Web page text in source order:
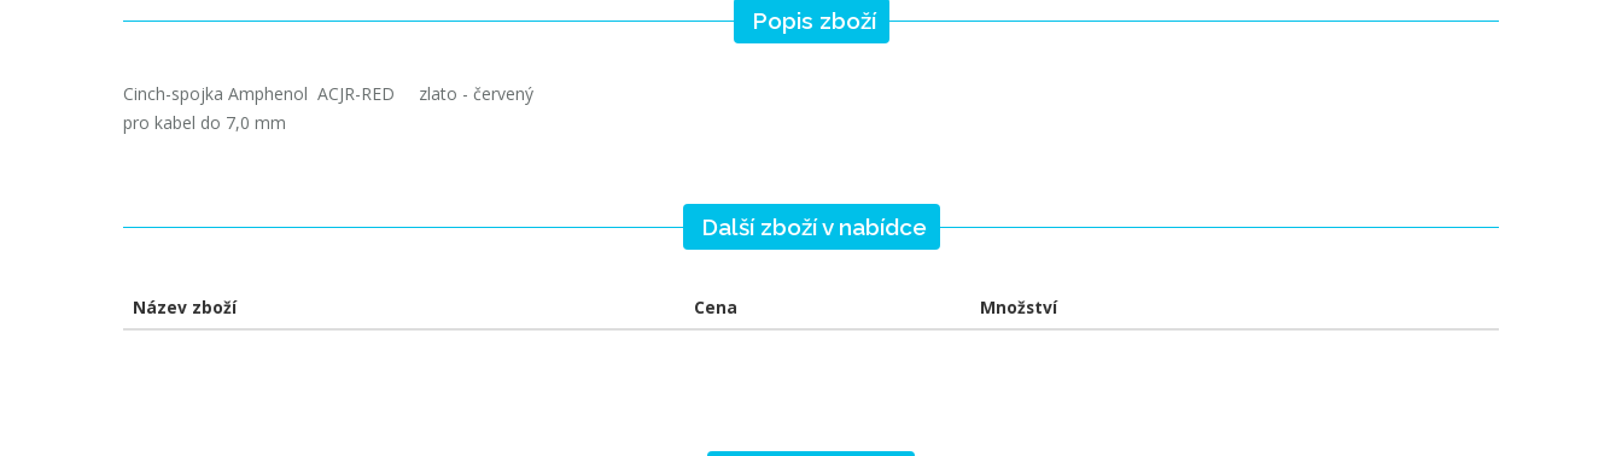
Popis zboží
Cinch-spojka Amphenol ACJR-RED zlato - červený
pro kabel do 7,0 mm
Další zboží v nabídce
Název zboží Cena Množství